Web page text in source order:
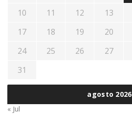
agosto 2026
10
11 12 13
17
18 19 20
24
25 26 27
31
« Jul